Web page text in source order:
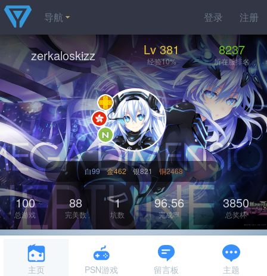
登录 注册
导航
zerkaloskizz Lv 381
经验10%
8237
所在服排名
白99 金462 银821 铜2468
100
总游戏
88
完美数
1
坑数
96.56
完成率
3850
总奖杯
主页 PSN游戏 留言板 主题